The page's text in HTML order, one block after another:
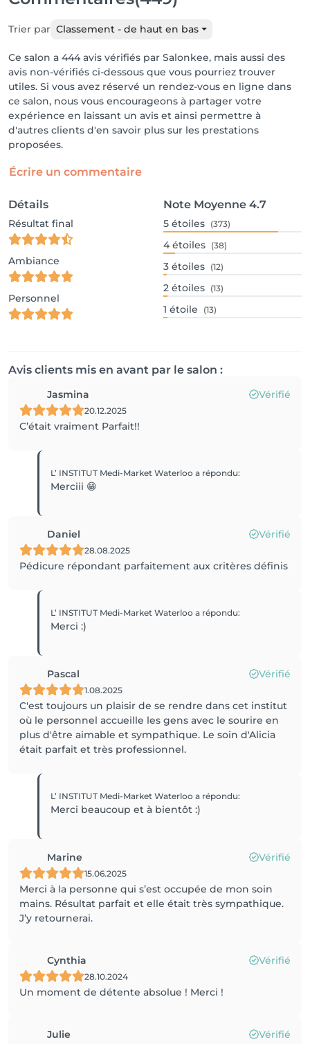
Trier par Classement - de haut en bas
Ce salon a 444 avis vérifiés par Salonkee, mais aussi des
avis non-vérifiés ci-dessous que vous pourriez trouver
utiles. Si vous avez réservé un rendez-vous en ligne dans
ce salon, nous vous encourageons à partager votre
expérience en laissant un avis et ainsi permettre à
d'autres clients d'en savoir plus sur les prestations
proposées.
Écrire un commentaire
Détails
Résultat final
Ambiance
Personnel
Note Moyenne 4.7
5 étoiles (373)
4 étoiles (38)
3 étoiles (12)
2 étoiles (13)
1 étoile (13)
Avis clients mis en avant par le salon :
Jasmina Vérifié
20.12.2025
C’était vraiment Parfait!!
L’ INSTITUT Medi-Market Waterlooa répondu:
Merciii 😁
Daniel Vérifié
28.08.2025
Pédicure répondant parfaitement aux critères définis
L’ INSTITUT Medi-Market Waterlooa répondu:
Merci :)
Pascal Vérifié
1.08.2025
C'est toujours un plaisir de se rendre dans cet institut
où le personnel accueille les gens avec le sourire en
plus d'être aimable et sympathique. Le soin d'Alicia
était parfait et très professionnel.
L’ INSTITUT Medi-Market Waterlooa répondu:
Merci beaucoup et à bientôt :)
Marine Vérifié
15.06.2025
Merci à la personne qui s’est occupée de mon soin
mains. Résultat parfait et elle était très sympathique.
J’y retournerai.
Cynthia Vérifié
28.10.2024
Un moment de détente absolue ! Merci !
Julie Vérifié